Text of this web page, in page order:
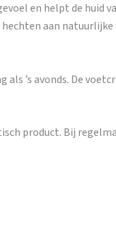
en helpt de huid
aan natuurlijke
’s avonds. De
product. Bij